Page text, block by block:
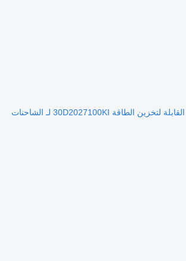
بطاريات المراكم القابلة لتخزين الطاقة 30D2027100KI لـ الشاحنات